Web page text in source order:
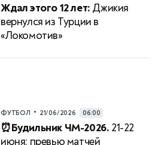
Ждал этого 12 лет: Джикия
вернулся из Турции в
«Локомотив»
ФУТБОЛ • 21/06/2026 06:00
⏰Будильник ЧМ-2026. 21-22
июня: превью матчей